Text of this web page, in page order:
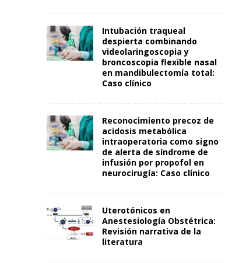
Intubación traqueal
despierta combinando
videolaringoscopia y
broncoscopia flexible nasal
en mandibulectomía total:
Caso clínico
Reconocimiento precoz de
acidosis metabólica
intraoperatoria como signo
de alerta de síndrome de
infusión por propofol en
neurocirugía: Caso clínico
Uterotónicos en
Anestesiología Obstétrica:
Revisión narrativa de la
literatura